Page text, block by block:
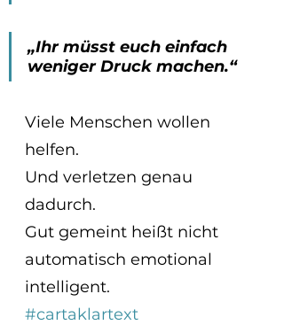
„Ihr müsst euch einfach
weniger Druck machen.“
Viele Menschen wollen
helfen.
Und verletzen genau
dadurch.
Gut gemeint heißt nicht
automatisch emotional
intelligent.
#cartaklartext